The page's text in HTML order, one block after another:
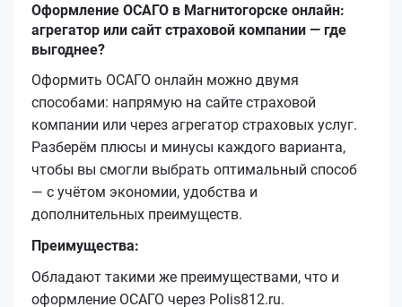
Оформление ОСАГО в Магнитогорске онлайн:
агрегатор или сайт страховой компании — где
выгоднее?
Оформить ОСАГО онлайн можно двумя
способами: напрямую на сайте страховой
компании или через агрегатор страховых услуг.
Разберём плюсы и минусы каждого варианта,
чтобы вы смогли выбрать оптимальный способ
— с учётом экономии, удобства и
дополнительных преимуществ.
Преимущества:
Обладают такими же преимуществами, что и
оформление ОСАГО через Polis812.ru.